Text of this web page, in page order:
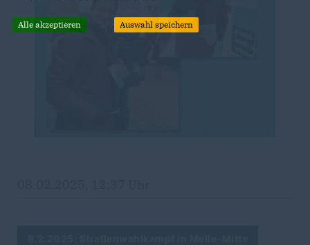
Alle akzeptieren Auswahl speichern